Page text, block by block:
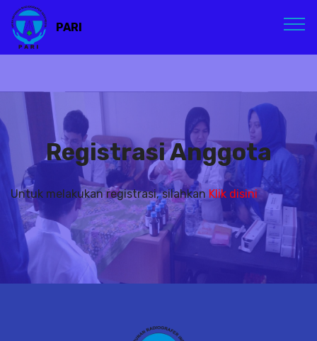
PARI
Registrasi Anggota
Untuk melakukan registrasi, silahkan Klik disini